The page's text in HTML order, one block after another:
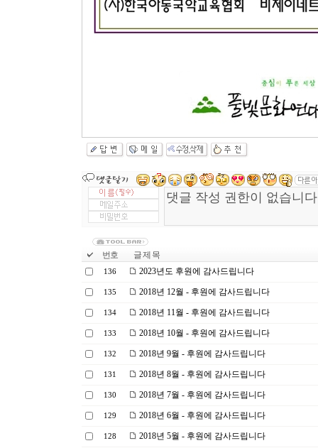
번호 글 제 목
136 2023년도 후원에 감사드립니다
135 2018년 12월 - 후원에 감사드립니다
134 2018년 11월 - 후원에 감사드립니다
133 2018년 10월 - 후원에 감사드립니다
132 2018년 9월 - 후원에 감사드립니다
131 2018년 8월 - 후원에 감사드립니다
130 2018년 7월 - 후원에 감사드립니다
129 2018년 6월 - 후원에 감사드립니다
128 2018년 5월 - 후원에 감사드립니다